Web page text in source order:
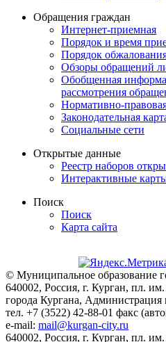
Обращения граждан
Интернет-приемная
Порядок и время
Порядок
Обзоры обращений
Обобщенная
рассмотрения
Нормативно-
Законодательная
Социальные сети
Открытые данные
Реестр наборов
Интерактивные
Поиск
Поиск
Карта сайта
© Муниципальное образование
640002, Россия, г. Курган, пл.
города Кургана, Администрация
тел. +7 (3522) 42-88-01 факс
e-mail: mail@kurgan-city.ru
640002, Россия, г. Курган, пл.